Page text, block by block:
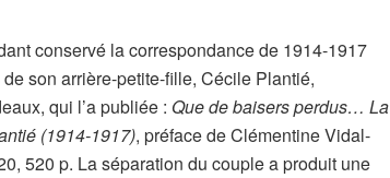
conservé la correspondance de 1914-1917
son arrière-petite-fille, Cécile Plantié,
qui l’a publiée : Que de baisers perdus… La
(1914-1917), préface de Clémentine Vidal-
520 p. La séparation du couple a produit une